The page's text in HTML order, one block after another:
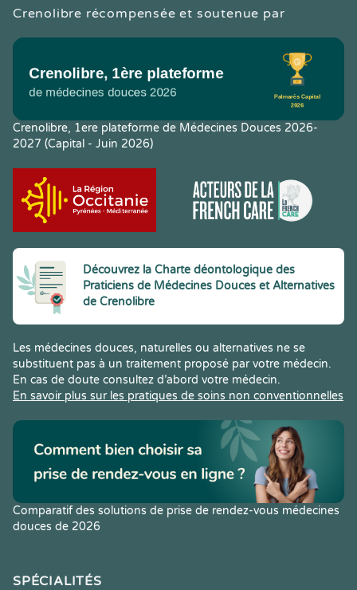
Crenolibre récompensée et soutenue par
Crenolibre, 1ere plateforme de Médecines Douces 2026-
2027 (Capital - Juin 2026)
Découvrez la Charte déontologique des
Praticiens de Médecines Douces et Alternatives
de Crenolibre
Les médecines douces, naturelles ou alternatives ne se
substituent pas à un traitement proposé par votre médecin.
En cas de doute consultez d’abord votre médecin.
En savoir plus sur les pratiques de soins non conventionnelles
Comparatif des solutions de prise de rendez-vous médecines
douces de 2026
SPÉCIALITÉS